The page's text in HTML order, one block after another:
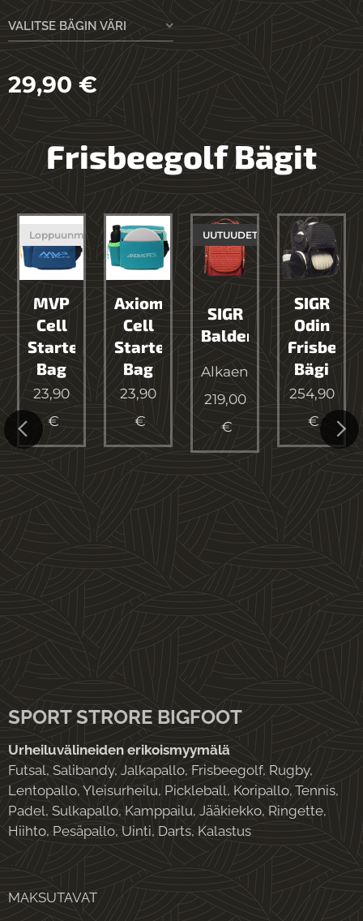
VALITSE BÄGIN VÄRI
29,90€
Frisbeegolf Bägit
MVP
Cell
Starter
Bag
Loppuunmyyty
23,90
€
Axiom
Cell
Starter
Bag
23,90
€
SIGR
Balder
UUTUUDET
Alkaen
219,00
€
SIGR
Odin
Bägi
254,90
€
SPORT STRORE BIGFOOT
Urheiluvälineiden erikoismyymälä
Futsal, Salibandy, Jalkapallo, Frisbeegolf, Rugby,
Lentopallo, Yleisurheilu, Pickleball, Koripallo, Tennis,
Padel, Sulkapallo, Kamppailu, Jääkiekko, Ringette,
Hiihto, Pesäpallo, Uinti, Darts, Kalastus
MAKSUTAVAT